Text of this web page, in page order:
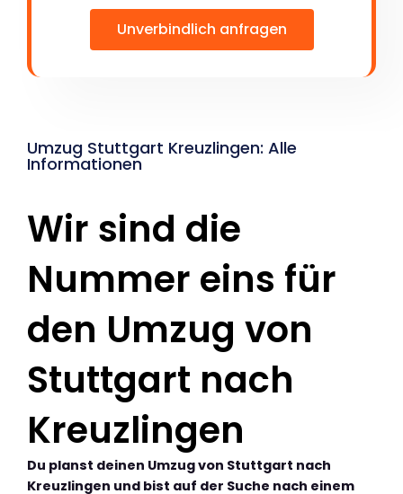
Unverbindlich anfragen
Umzug Stuttgart Kreuzlingen: Alle
Informationen
Wir sind die
Nummer eins für
den Umzug von
Stuttgart nach
Kreuzlingen
Du planst deinen Umzug von Stuttgart nach
Kreuzlingen und bist auf der Suche nach einem